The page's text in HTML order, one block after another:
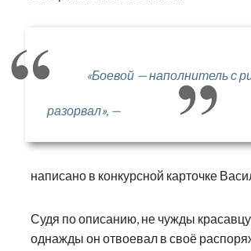
«Боевой — наполнитель с
разорвал», —
написано в конкурсной карточке
Судя по описанию, не чужды
однажды он отвоевал в своё